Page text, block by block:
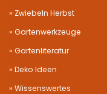
Zwiebeln Herbst
Gartenwerkzeuge
Gartenliteratur
Deko Ideen
Wissenswertes